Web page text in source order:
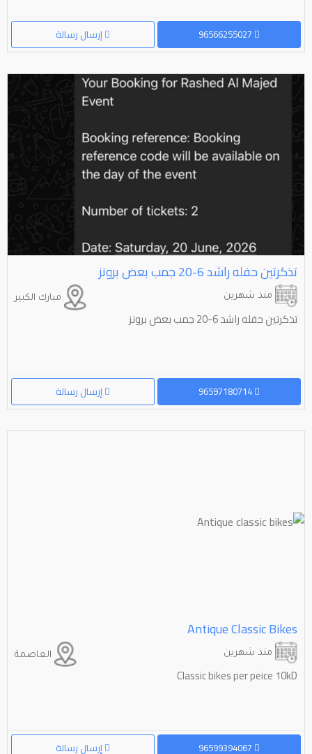
إرسال رسالة
تذكرتين حفله راشد ⁦⁦20-6⁩⁩ جمب بعض برونز
مبارك الكبير منذ شهرين
تذكرتين حفله راشد ⁦⁦20-6⁩⁩ جمب بعض برونز
إرسال رسالة
Antique Classic Bikes
العاصمة منذ شهرين
Classic bikes per peice 10kD
إرسال رسالة